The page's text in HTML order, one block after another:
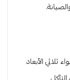
ثلاثي الأبعاد